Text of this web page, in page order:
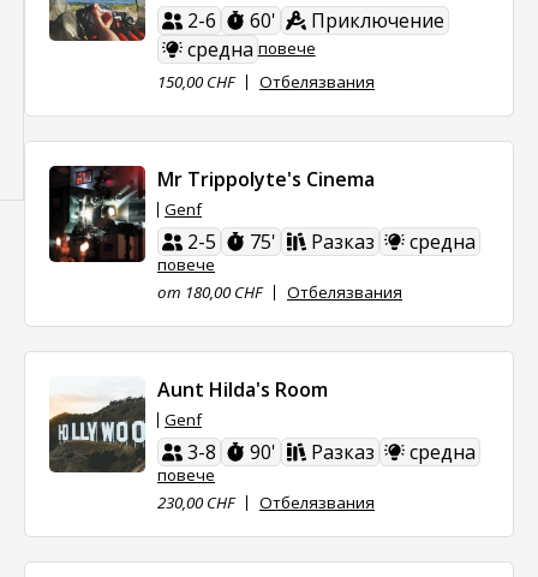
2-6 60'
Приключение
средна повече
150,00 CHF
Отбелязвания
Mr Trippolyte's Cinema
Genf
2-5 75' Разказ средна
повече
от 180,00 CHF
Отбелязвания
Aunt Hilda's Room
Genf
3-8 90' Разказ средна
повече
230,00 CHF
Отбелязвания